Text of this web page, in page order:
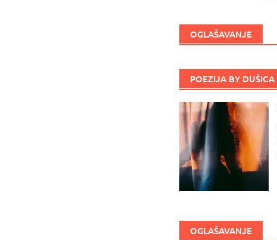
OGLAŠAVANJE
POEZIJA BY DUŠICA
OGLAŠAVANJE